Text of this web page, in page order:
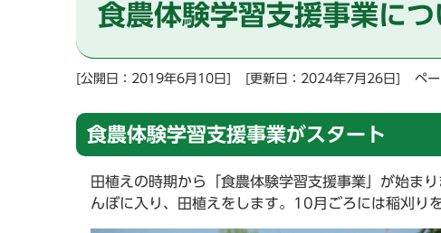
食農体験学習支援事業につ
[公開日：2019年6月10日] [更新日：2024年7月26日] ペ
食農体験学習支援事業がスタート
田植えの時期から「食農体験学習支援事業」が始ま
んぼに入り、田植えをします。10月ごろには稲刈り